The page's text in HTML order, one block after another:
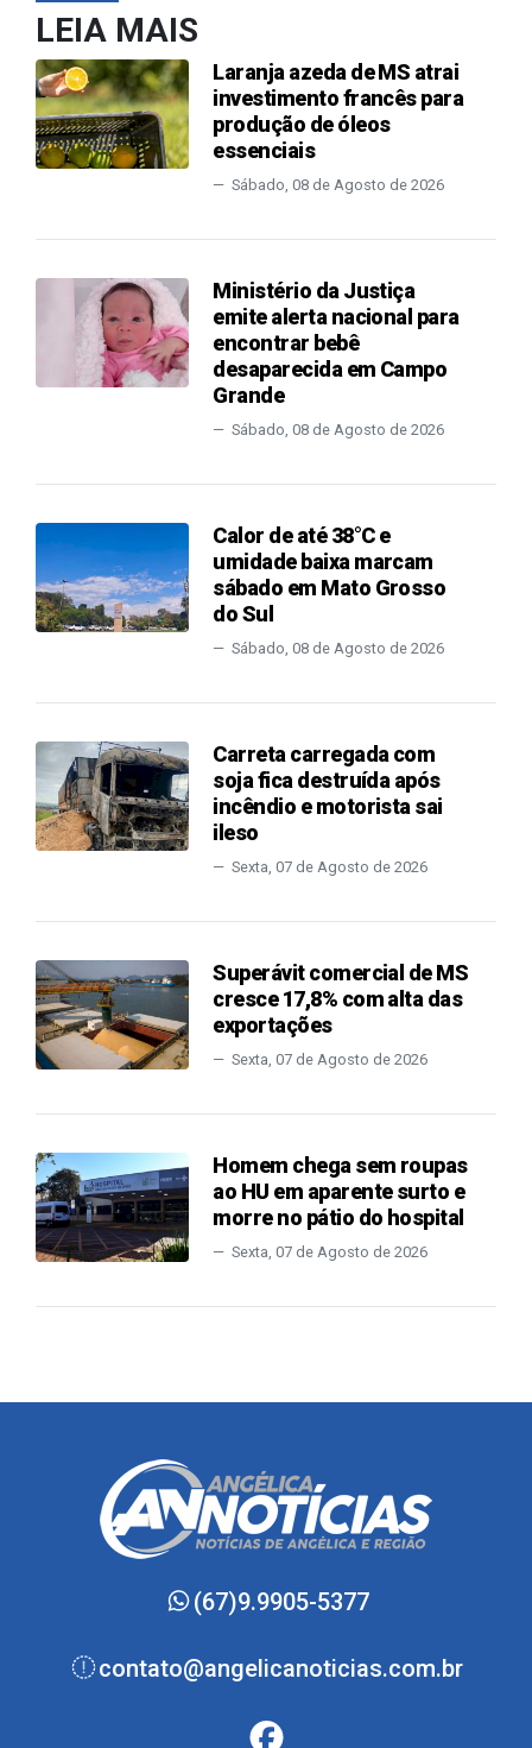
LEIA MAIS
Laranja azeda de MS atrai
investimento francês para
produção de óleos
essenciais
Sábado, 08 de Agosto de 2026
Ministério da Justiça
emite alerta nacional para
encontrar bebê
desaparecida em Campo
Grande
Sábado, 08 de Agosto de 2026
Calor de até 38°C e
umidade baixa marcam
sábado em Mato Grosso
do Sul
Sábado, 08 de Agosto de 2026
Carreta carregada com
soja fica destruída após
incêndio e motorista sai
ileso
Sexta, 07 de Agosto de 2026
Superávit comercial de MS
cresce 17,8% com alta das
exportações
Sexta, 07 de Agosto de 2026
Homem chega sem roupas
ao HU em aparente surto e
morre no pátio do hospital
Sexta, 07 de Agosto de 2026
(67)9.9905-5377
contato@angelicanoticias.com.br